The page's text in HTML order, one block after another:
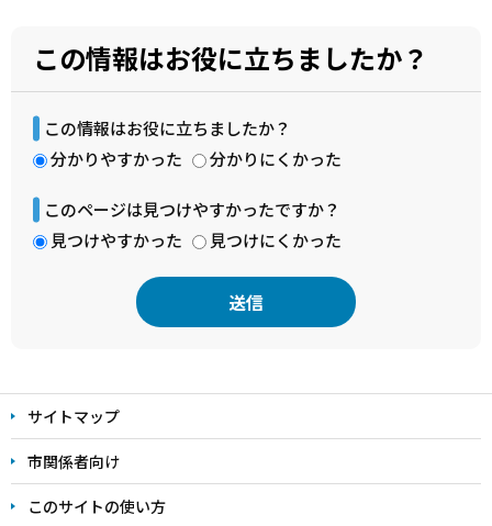
この情報はお役に立ちましたか？
この情報はお役に立ちましたか？
分かりやすかった
分かりにくかった
このページは見つけやすかったですか？
見つけやすかった
見つけにくかった
文
こ
こ
ま
で
サイトマップ
市関係者向け
このサイトの使い方